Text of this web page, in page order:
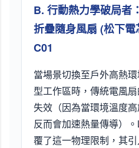
B. 行動熱力學破局者
折疊隨身風扇 (松下
C01
當場景切換至戶外高熱
型工作區時，傳統電風
失效（因為當環境溫度
反而會加速熱量傳導）
覆了這一物理限制，其